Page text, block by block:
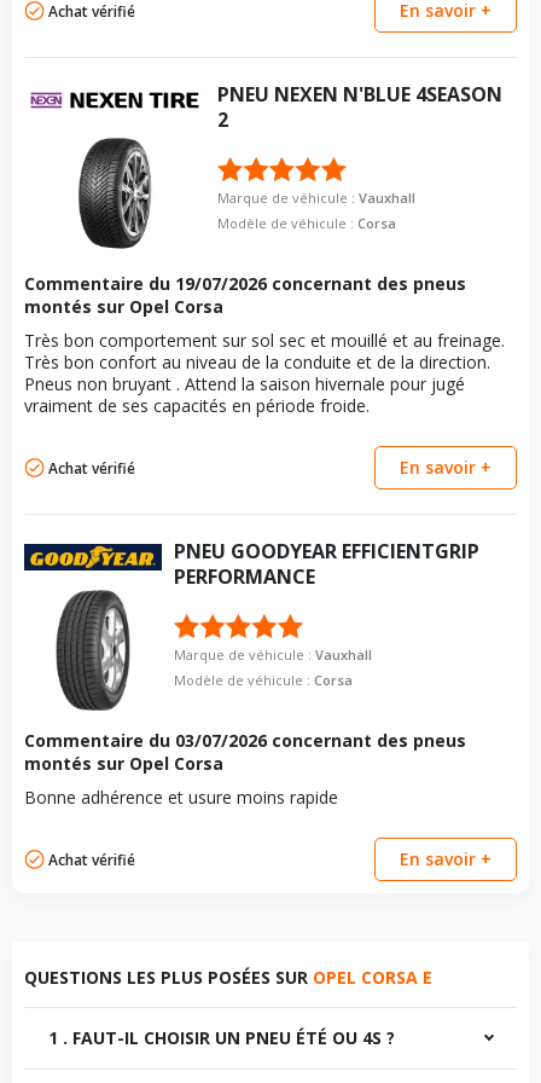
Pour la visserie, afin de garantir une parfaite compatibilité, nous
vous conseillons de contacter directement le constructeur.
Longueur du boulon
Pour la visserie, afin de garantir une parfaite compatibilité, nous
vous conseillons de contacter directement le constructeur.
VISSERIE OPEL CORSA E DEPUIS 09-2014 1.4 TURBO
Taille de la tête de boulon
Longueur du boulon
28
Force de rotation du
boulon
115
Pour la visserie, afin de garantir une parfaite compatibilité, nous
Achat vérifié En savoir +
PNEU NEXEN N'BLUE 4SEASON
2
Marque de véhicule : Vauxhall
Modèle de véhicule : Corsa
Commentaire du 19/07/2026 concernant des pneus
montés sur Opel Corsa
Très bon comportement sur sol sec et mouillé et au freinage.
Très bon confort au niveau de la conduite et de la direction.
Pneus non bruyant . Attend la saison hivernale pour jugé
vraiment de ses capacités en période froide.
Achat vérifié En savoir +
PNEU GOODYEAR EFFICIENTGRIP
PERFORMANCE
Marque de véhicule : Vauxhall
Modèle de véhicule : Corsa
Commentaire du 03/07/2026 concernant des pneus
montés sur Opel Corsa
Bonne adhérence et usure moins rapide
Achat vérifié En savoir +
QUESTIONS LES PLUS POSÉES SUR OPEL CORSA E
1 . FAUT-IL CHOISIR UN PNEU ÉTÉ OU 4S ?